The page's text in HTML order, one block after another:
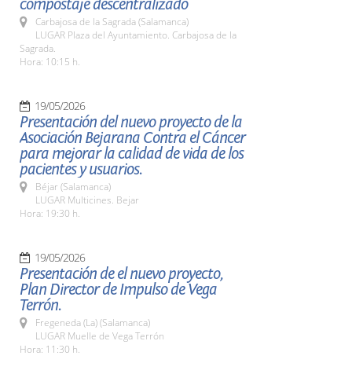
compostaje descentralizado
Carbajosa de la Sagrada (Salamanca)
LUGAR Plaza del Ayuntamiento. Carbajosa de la
Sagrada.
Hora: 10:15 h.
19/05/2026
Presentación del nuevo proyecto de la
Asociación Bejarana Contra el Cáncer
para mejorar la calidad de vida de los
pacientes y usuarios.
Béjar (Salamanca)
LUGAR Multicines. Bejar
Hora: 19:30 h.
19/05/2026
Presentación de el nuevo proyecto,
Plan Director de Impulso de Vega
Terrón.
Fregeneda (La) (Salamanca)
LUGAR Muelle de Vega Terrón
Hora: 11:30 h.